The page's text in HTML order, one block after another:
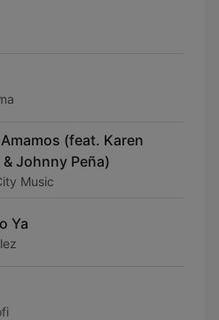
(feat. Karen
Johnny Peña)
Music
Ya